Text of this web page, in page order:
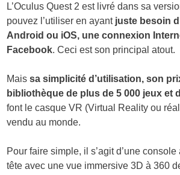
L’Oculus Quest 2 est livré dans sa
pouvez l’utiliser en ayant juste besoin
Android ou iOS, une connexion
Facebook. Ceci est son principal atout.
Maissa simplicité d’utilisation, son
bibliothèque de plus de 5 000 jeux et
font lecasque VR (Virtual Reality ou
vendu au monde.
Pour faire simple, il s’agit d’une
tête avec une vue immersive 3D à 360